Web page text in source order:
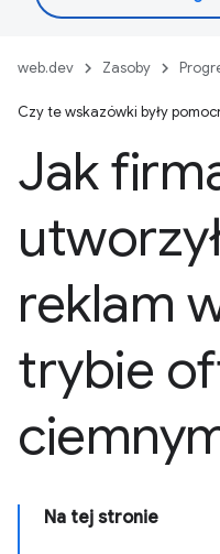
web.dev Zasoby
Czy te wskazówki były
Jak
reklam
trybie
Na tej stronie